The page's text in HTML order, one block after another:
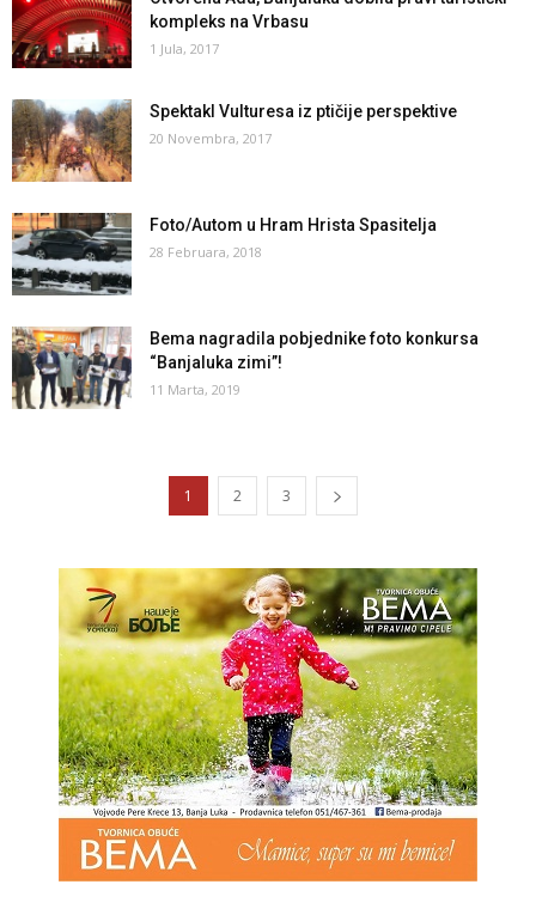
kompleks na Vrbasu
1 Jula, 2017
Spektakl Vulturesa iz ptičije perspektive
20 Novembra, 2017
Foto/Autom u Hram Hrista Spasitelja
28 Februara, 2018
Bema nagradila pobjednike foto konkursa
“Banjaluka zimi”!
11 Marta, 2019
1 2 3